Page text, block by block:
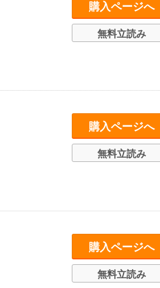
購入ページへ
無料立読み
購入ページへ
無料立読み
購入ページへ
無料立読み